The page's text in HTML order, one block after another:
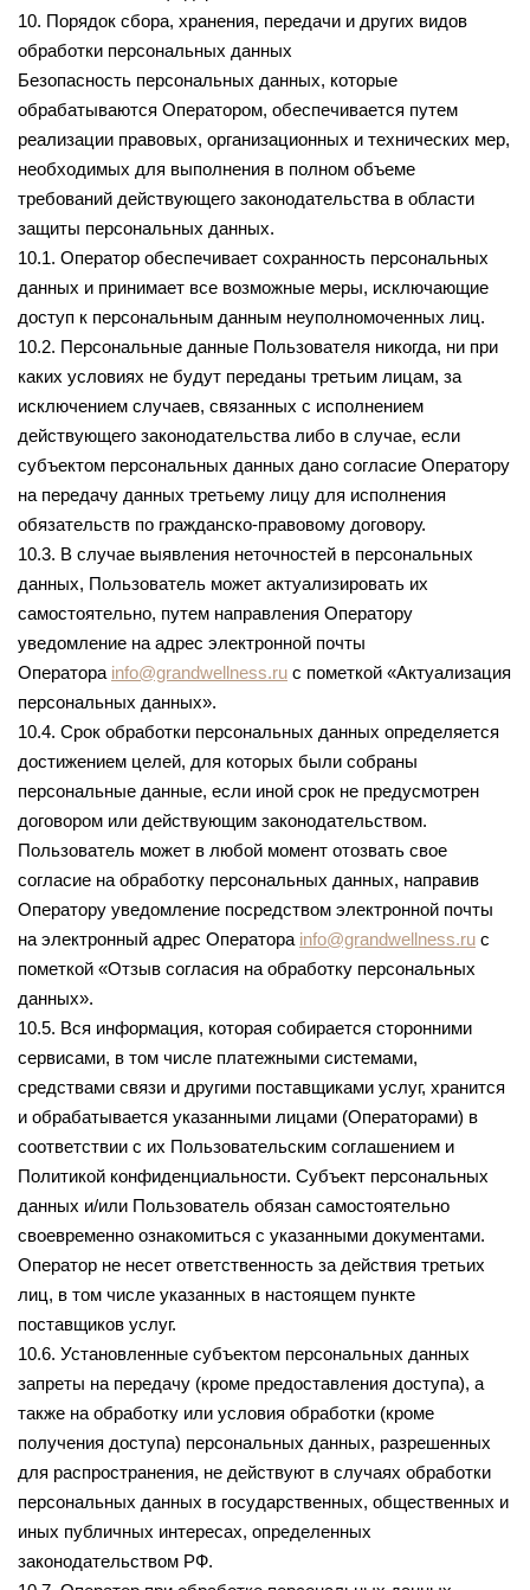
10. Порядок сбора, хранения, передачи и других видов
обработки персональных данных
Безопасность персональных данных, которые
обрабатываются Оператором, обеспечивается путем
реализации правовых, организационных и технических мер,
необходимых для выполнения в полном объеме
требований действующего законодательства в области
защиты персональных данных.
10.1. Оператор обеспечивает сохранность персональных
данных и принимает все возможные меры, исключающие
доступ к персональным данным неуполномоченных лиц.
10.2. Персональные данные Пользователя никогда, ни при
каких условиях не будут переданы третьим лицам, за
исключением случаев, связанных с исполнением
действующего законодательства либо в случае, если
субъектом персональных данных дано согласие Оператору
на передачу данных третьему лицу для исполнения
обязательств по гражданско-правовому договору.
10.3. В случае выявления неточностей в персональных
данных, Пользователь может актуализировать их
самостоятельно, путем направления Оператору
уведомление на адрес электронной почты
Оператора info@grandwellness.ru с пометкой «Актуализация
персональных данных».
10.4. Срок обработки персональных данных определяется
достижением целей, для которых были собраны
персональные данные, если иной срок не предусмотрен
договором или действующим законодательством.
Пользователь может в любой момент отозвать свое
согласие на обработку персональных данных, направив
Оператору уведомление посредством электронной почты
на электронный адрес Оператора info@grandwellness.ru с
пометкой «Отзыв согласия на обработку персональных
данных».
10.5. Вся информация, которая собирается сторонними
сервисами, в том числе платежными системами,
средствами связи и другими поставщиками услуг, хранится
и обрабатывается указанными лицами (Операторами) в
соответствии с их Пользовательским соглашением и
Политикой конфиденциальности. Субъект персональных
данных и/или Пользователь обязан самостоятельно
своевременно ознакомиться с указанными документами.
Оператор не несет ответственность за действия третьих
лиц, в том числе указанных в настоящем пункте
поставщиков услуг.
10.6. Установленные субъектом персональных данных
запреты на передачу (кроме предоставления доступа), а
также на обработку или условия обработки (кроме
получения доступа) персональных данных, разрешенных
для распространения, не действуют в случаях обработки
персональных данных в государственных, общественных и
иных публичных интересах, определенных
законодательством РФ.